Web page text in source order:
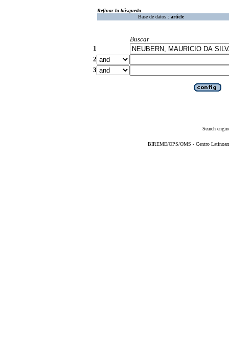
Refinar la búsqueda
Base de datos : article
Buscar
1
2
3
Search
BIREME/OPS/OMS - Centro